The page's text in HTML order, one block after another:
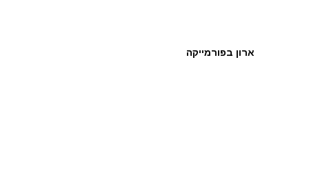
ארון בפורמייקה